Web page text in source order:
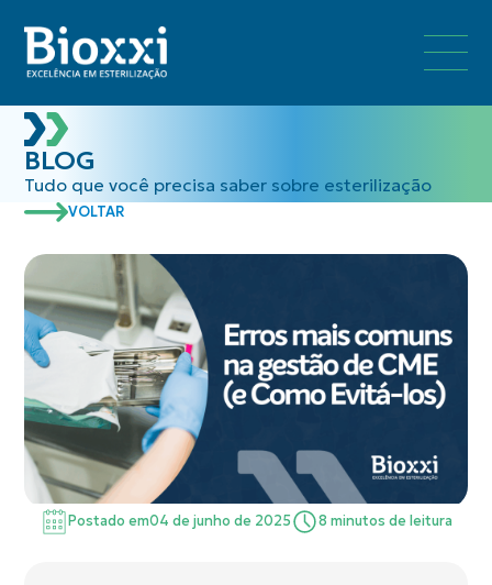
BLOG
Tudo que você precisa saber sobre esterilização
VOLTAR
Postado em04 de junho de 2025 8 minutos de leitura